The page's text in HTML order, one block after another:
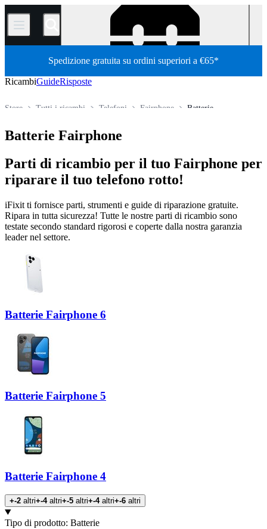
/
Spedizione gratuita su ordini superiori a €65*
RicambiGuideRisposte
Batterie
Fairphone
Telefoni
Tutti i ricambi
Store
Batterie Fairphone
Parti di ricambio per il tuo Fairphone per
riparare il tuo telefono rotto!
iFixit ti fornisce parti, strumenti e guide di riparazione gratuite.
Ripara in tutta sicurezza! Tutte le nostre parti di ricambio sono
testate secondo standard rigorosi e coperte dalla nostra garanzia
leader nel settore.
Batterie Fairphone 6
Batterie Fairphone 5
Batterie Fairphone 4
+-2 altri+-4altri+-5 altri+-4altri+-6 altri
Prodotti
Tipo di prodotto: Batterie